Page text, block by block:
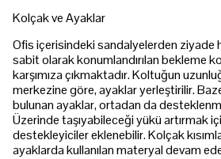
Kolçak ve Ayaklar
Ofis içerisindeki sandalyelerden ziyade
sabit olarak konumlandırılan bekleme
karşımıza çıkmaktadır. Koltuğun
merkezine göre, ayaklar yerleştirilir.
bulunan ayaklar, ortadan da
Üzerinde taşıyabileceği yükü artırmak
destekleyiciler eklenebilir. Kolçak
ayaklarda kullanılan materyal devam